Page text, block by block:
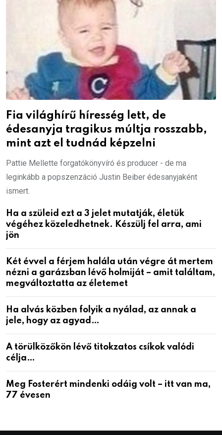
Fia világhírű híresség lett, de
édesanyja tragikus múltja rosszabb,
mint azt el tudnád képzelni
Pattie Mellette forgatókönyvíró és producer - de ma
leginkább a popszenzáció Justin Beiber édesanyjaként
ismert.
Ha a szüleid ezt a 3 jelet mutatják, életük
végéhez közeledhetnek. Készülj fel arra, ami
jön
Két évvel a férjem halála után végre át mertem
nézni a garázsban lévő holmiját – amit találtam,
megváltoztatta az életemet
Ha alvás közben folyik a nyálad, az annak a
jele, hogy az agyad…
A törülközőkön lévő titokzatos csíkok valódi
célja…
Meg Fosterért mindenki odáig volt – itt van ma,
77 évesen